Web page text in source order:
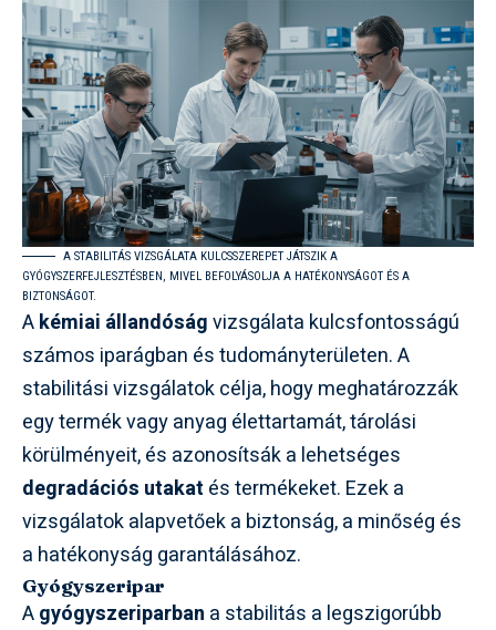
A STABILITÁS VIZSGÁLATA KULCSSZEREPET JÁTSZIK A
GYÓGYSZERFEJLESZTÉSBEN, MIVEL BEFOLYÁSOLJA A HATÉKONYSÁGOT ÉS A
BIZTONSÁGOT.
Akémiai állandóságvizsgálata kulcsfontosságú
számos iparágban és tudományterületen. A
stabilitási vizsgálatok célja, hogy meghatározzák
egy termék vagy anyag élettartamát, tárolási
körülményeit, és azonosítsák a lehetséges
degradációs utakat és termékeket. Ezek a
vizsgálatok alapvetőek a biztonság, a minőség és
a hatékonyság garantálásához.
Gyógyszeripar
Agyógyszeriparban a stabilitás a legszigorúbb